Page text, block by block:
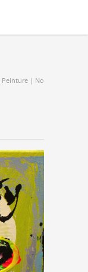
Peinture | No